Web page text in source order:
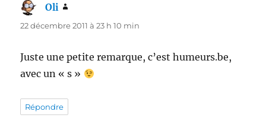
Oli
22 décembre 2011 à 23 h 10 min
Juste une petite remarque, c’est humeurs.be,
avec un « s »
Répondre